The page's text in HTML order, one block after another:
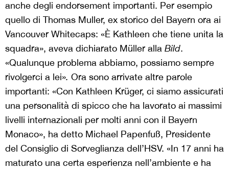
anche degli endorsement importanti. Per esempio
quello di Thomas Muller, ex storico del Bayern ora ai
Vancouver Whitecaps: «È Kathleen che tiene unita la
squadra», aveva dichiarato Müller alla Bild.
«Qualunque problema abbiamo, possiamo sempre
rivolgerci a lei». Ora sono arrivate altre parole
importanti: «Con Kathleen Krüger, ci siamo assicurati
una personalità di spicco che ha lavorato ai massimi
livelli internazionali per molti anni con il Bayern
Monaco», ha detto Michael Papenfuß, Presidente
del Consiglio di Sorveglianza dell’HSV. «In 17 anni ha
maturato una certa esperienza nell’ambiente e ha